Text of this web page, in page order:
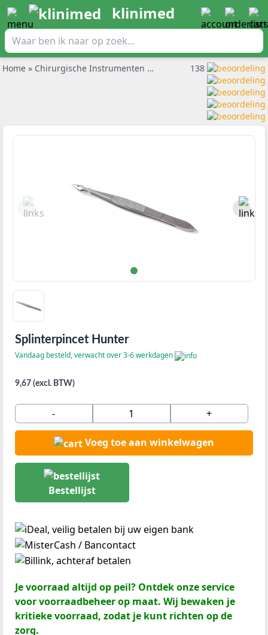
klinimed
Home » Chirurgische Instrumenten » Pincetten»Splinterpincet
138
Splinterpincet Hunter
Vandaag besteld, verwacht over 3-6 werkdagen
9,67 (excl. BTW)
- +
Voeg toe aan winkelwagen
Bestellijst
Je voorraad altijd op peil? Ontdek onze service
voor voorraadbeheer op maat. Wij bewaken je
kritieke voorraad, zodat je kunt richten op de
zorg.